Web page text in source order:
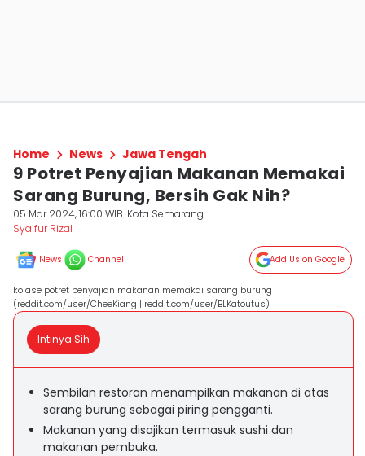
Home News Jawa Tengah
9 Potret Penyajian Makanan Memakai
Sarang Burung, Bersih Gak Nih?
05 Mar 2024, 16:00 WIB Kota Semarang
Syaifur Rizal
News Channel Add Us on Google
kolase potret penyajian makanan memakai sarang burung
(reddit.com/user/CheeKiang | reddit.com/user/BLKatoutus)
Intinya Sih
Sembilan restoran menampilkan makanan di atas
sarang burung sebagai piring pengganti.
Makanan yang disajikan termasuk sushi dan
makanan pembuka.